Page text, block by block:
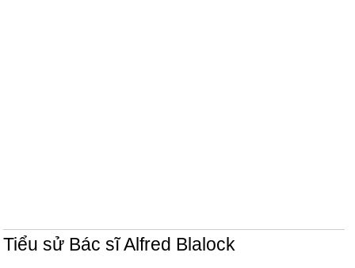
Tiểu sử Bác sĩ Alfred Blalock